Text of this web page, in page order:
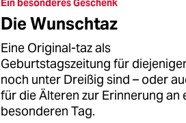
epaper login
Ein besonderes Geschenk
Die Wunschtaz
Eine Original-taz als
Geburtstagszeitung für
noch unter Dreißig sind – oder
für die Älteren zur Erinnerung an
besonderen Tag.